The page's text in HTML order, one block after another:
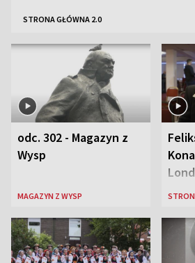
STRONA GŁÓWNA 2.0
odc. 302 - Magazyn z
Wysp
MAGAZYN Z WYSP